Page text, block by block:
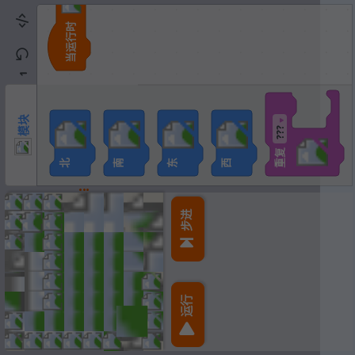
运行
步进
模块
1
5
模块
北 南 东 西 重复
???
▼
当运行时